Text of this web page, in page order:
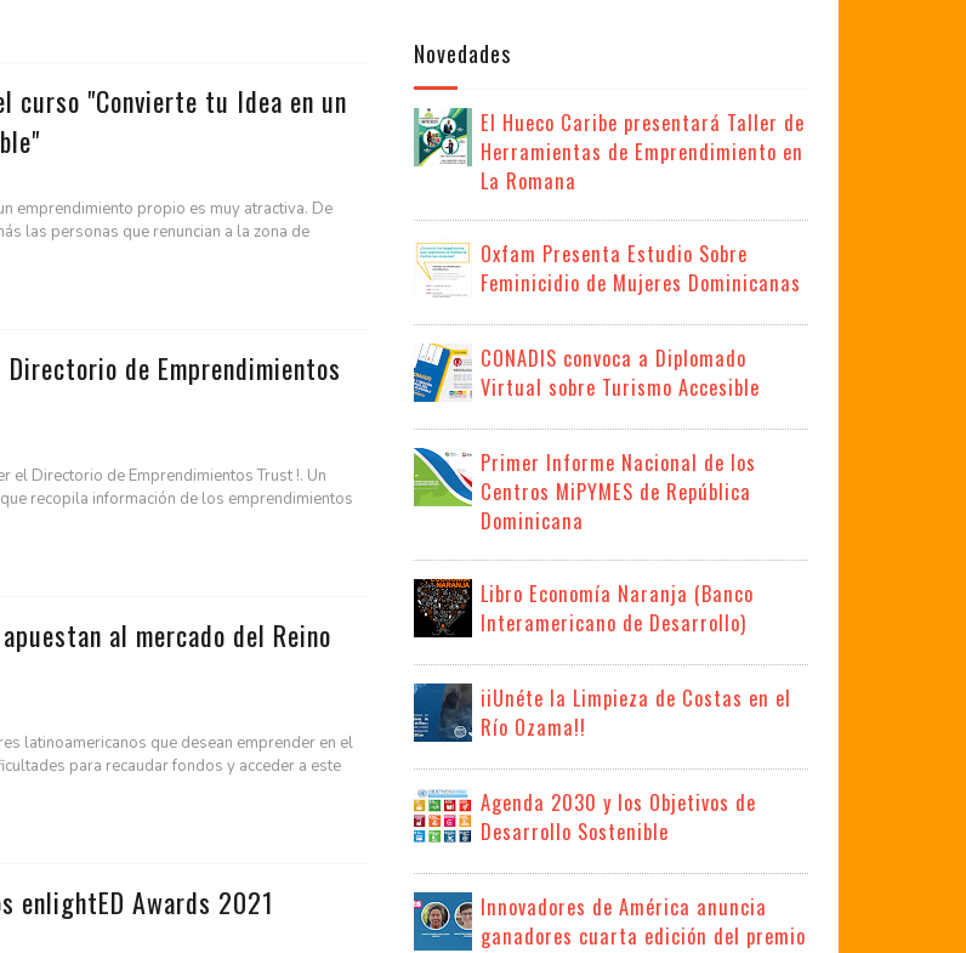
curso "Convierte tu Idea en un
emprendimiento propio es muy atractiva. De
las personas que renuncian a la zona de
de Emprendimientos
el Directorio de Emprendimientos Trust !. Un
recopila información de los emprendimientos
al mercado del Reino
latinoamericanos que desean emprender en el
para recaudar fondos y acceder a este
enlightED Awards 2021
Novedades
El Hueco Caribe presentará Taller de
Herramientas de Emprendimiento en
La Romana
Oxfam Presenta Estudio Sobre
Feminicidio de Mujeres Dominicanas
CONADIS convoca a Diplomado
Virtual sobre Turismo Accesible
Primer Informe Nacional de los
Centros MiPYMES de República
Dominicana
Libro Economía Naranja (Banco
Interamericano de Desarrollo)
iiUnéte la Limpieza de Costas en el
Río Ozama!!
Agenda 2030 y los Objetivos de
Desarrollo Sostenible
Innovadores de América anuncia
ganadores cuarta edición del premio